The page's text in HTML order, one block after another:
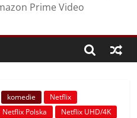
Prime Video
komedie
Netflix
Netflix Polska
Netflix UHD/4K